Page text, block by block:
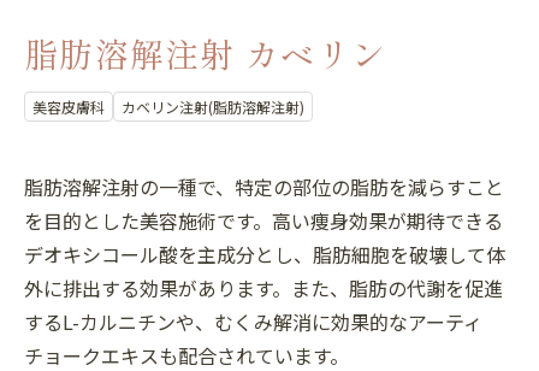
脂肪溶解注射 カベリン
美容皮膚科 カベリン注射(脂肪溶解注射)
脂肪溶解注射の一種で、特定の部位の脂肪を減らすこと
を目的とした美容施術です。高い痩身効果が期待できる
デオキシコール酸を主成分とし、脂肪細胞を破壊して体
外に排出する効果があります。また、脂肪の代謝を促進
するL-カルニチンや、むくみ解消に効果的なアーティ
チョークエキスも配合されています。